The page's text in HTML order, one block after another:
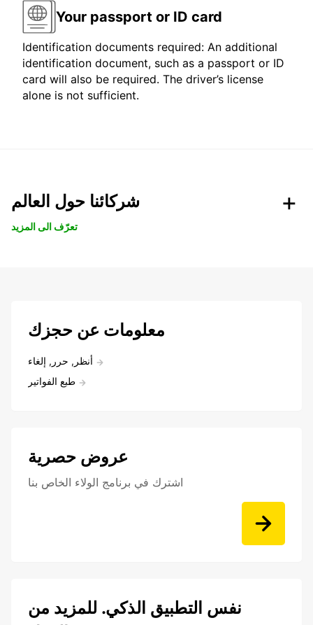
Your passport or ID card
Identification documents required: An additional
identification document, such as a passport or ID
card will also be required. The driver’s license
alone is not sufficient.
شركائنا حول العالم
تعرّف الى المزيد
معلومات عن حجزك
أنظر, حرر, إلغاء
طبع الفواتير
عروض حصرية
اشترك في برنامج الولاء الخاص بنا
نفس التطبيق الذكي. للمزيد من